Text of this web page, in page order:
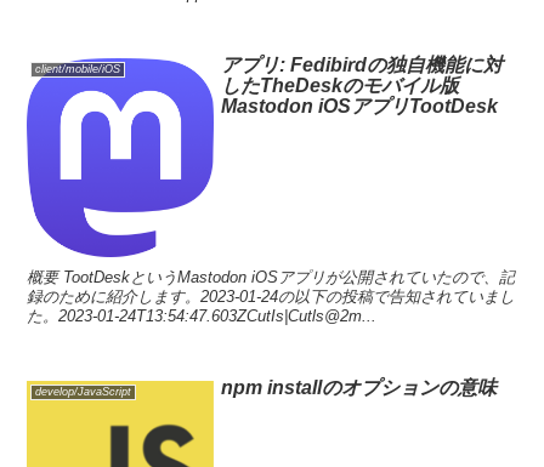
client/mobile/iOS
アプリ: Fedibirdの独自機能に対
したTheDeskのモバイル版
Mastodon iOSアプリTootDesk
概要 TootDeskというMastodon iOSアプリが公開されていたので、記
録のために紹介します。2023-01-24の以下の投稿で告知されていまし
た。2023-01-24T13:54:47.603ZCutIs|Cutls@2m...
develop/JavaScript npm installのオプションの意味